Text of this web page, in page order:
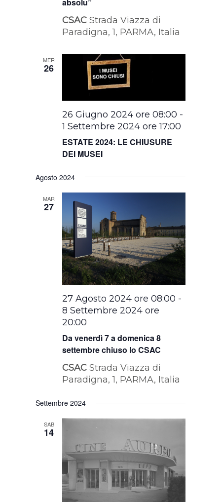
CSACStrada Viazza di
Paradigna, 1, PARMA, Italia
MER
26
ESTATE 2024: LE CHIUSURE
DEI MUSEI
26 Giugno 2024 ore 08:00 -
1 Settembre 2024 ore 17:00
Agosto 2024
MAR
27
Da venerdì 7 a domenica 8
settembre chiuso lo CSAC
27 Agosto 2024 ore 08:00 -
8 Settembre 2024 ore
20:00
CSACStrada Viazza di
Paradigna, 1, PARMA, Italia
Settembre 2024
SAB
14